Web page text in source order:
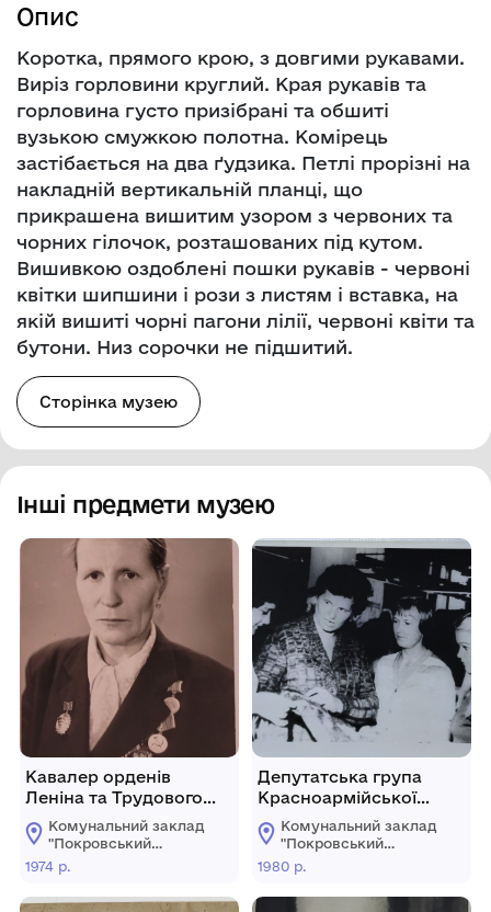
Опис
Коротка, прямого крою, з довгими рукавами.
Виріз горловини круглий. Края рукавів та
горловина густо призібрані та обшиті
вузькою смужкою полотна. Комірець
застібається на два ґудзика. Петлі прорізні на
накладній вертикальній планці, що
прикрашена вишитим узором з червоних та
чорних гілочок, розташованих під кутом.
Вишивкою оздоблені пошки рукавів - червоні
квітки шипшини і рози з листям і вставка, на
якій вишиті чорні пагони лілії, червоні квіти та
бутони. Низ сорочки не підшитий.
Сторінка музею
Інші предмети музею
Кавалер орденів
Леніна та Трудового
Червоного Прапора
Литвиненко Марія
Захарівна – доярка
ферми № 4 колгоспу
"Жовтень".
Комунальний заклад
"Покровський
історичний музей"
1974 р.
Депутатська група
Красноармійської
швейної фабрики.
Комунальний заклад
"Покровський
історичний музей"
1980 р.